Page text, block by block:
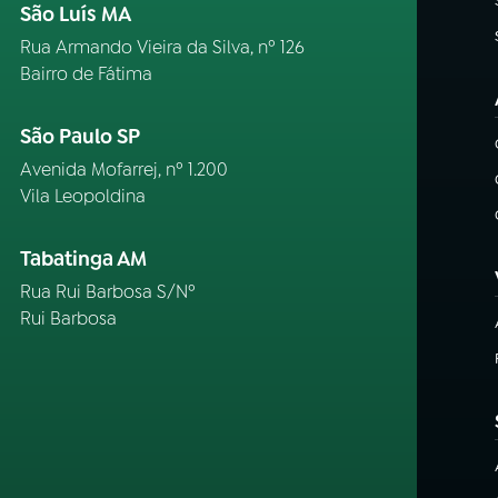
São Luís MA
Rua Armando Vieira da Silva, nº 126
Bairro de Fátima
São Paulo SP
Avenida Mofarrej, nº 1.200
Vila Leopoldina
Tabatinga AM
Rua Rui Barbosa S/Nº
Rui Barbosa